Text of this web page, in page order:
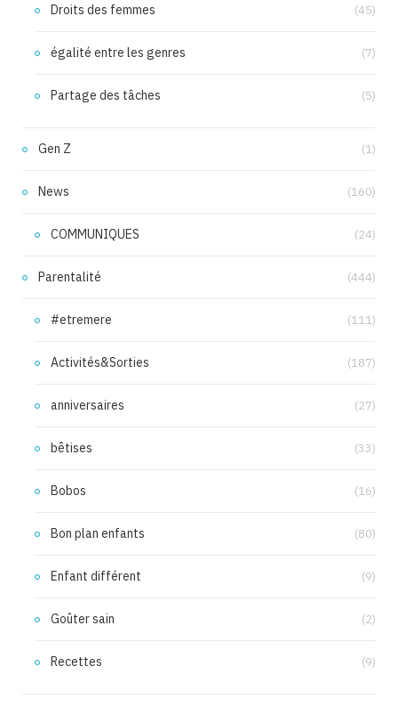
Droits des femmes (45)
égalité entre les genres (7)
Partage des tâches (5)
Gen Z (1)
News (160)
COMMUNIQUES (24)
Parentalité (444)
#etremere (111)
Activités&Sorties (187)
anniversaires (27)
bêtises (33)
Bobos (16)
Bon plan enfants (80)
Enfant différent (9)
Goûter sain (2)
Recettes (9)